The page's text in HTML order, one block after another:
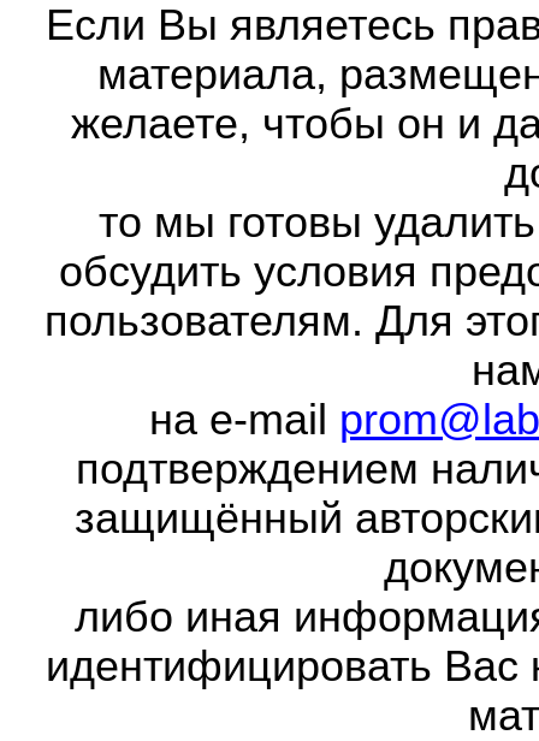
Если Вы являетесь
материала,
желаете, чтобы он и
то мы готовы
обсудить условия
пользователям. Для
на e-mail
подтверждением
защищённый
либо иная
идентифицировать Вас